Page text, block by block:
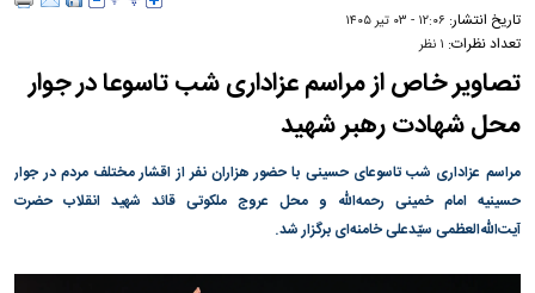
تاریخ انتشار: ۱۲:۰۶ - ۰۳ تير ۱۴۰۵
تعداد نظرات: ۱ نظر
تصاویر خاص از مراسم عزاداری شب تاسوعا در جوار
محل شهادت رهبر شهید
مراسم عزاداری شب تاسوعای حسینی با حضور هزاران نفر از اقشار مختلف مردم در جوار
حسینیه امام خمینی رحمه‌الله و محل عروج ملکوتی قائد شهید انقلاب حضرت
آیت‌الله‌العظمی سیّدعلی خامنه‌ای برگزار شد.